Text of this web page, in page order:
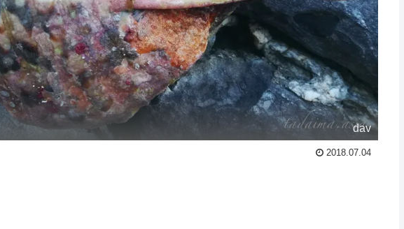
dav
2018.07.04